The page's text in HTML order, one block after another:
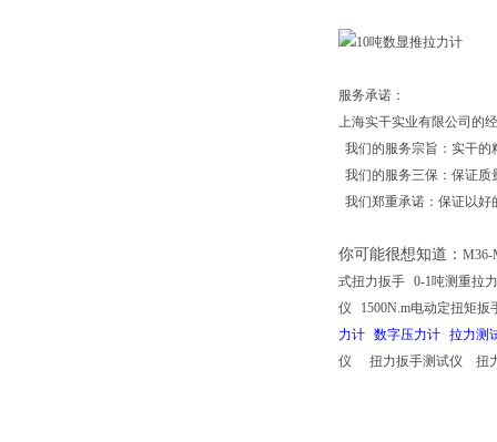
服务承诺：
上海实干实业有限公司的
我们的服务宗旨：实干
我们的服务三保：保证
我们郑重承诺：保证以
你可能很想知道 ： M36-
式扭力扳手 0-1吨测重拉
仪
1500N.m电动定扭矩扳
力计 数字压力计 拉力测
仪
扭力扳手测试仪 扭